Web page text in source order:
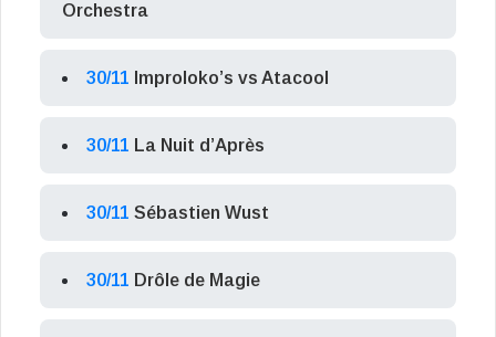
Orchestra
30/11 Improloko’s vs Atacool
30/11 La Nuit d’Après
30/11 Sébastien Wust
30/11 Drôle de Magie